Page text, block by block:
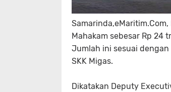
Samarinda,eMaritim.Com,
Mahakam sebesar Rp 24
Jumlah ini sesuai dengan
SKK Migas.
Dikatakan Deputy